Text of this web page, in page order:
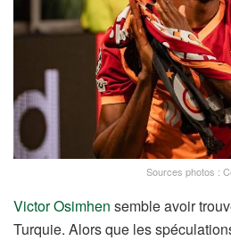
Sources photos :
Victor Osimhen semble avoir
Turquie. Alors que les